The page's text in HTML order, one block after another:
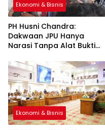
Ekonomi & Bisnis
PH Husni Chandra:
Dakwaan JPU Hanya
Narasi Tanpa Alat Bukti
Ekonomi & Bisnis